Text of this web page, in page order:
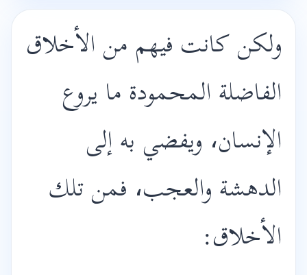
ولكن كانت فيهم من الأخلاق
الفاضلة المحمودة ما يروع
الإنسان، ويفضي به إلى
الدهشة والعجب، فمن تلك
الأخلاق: